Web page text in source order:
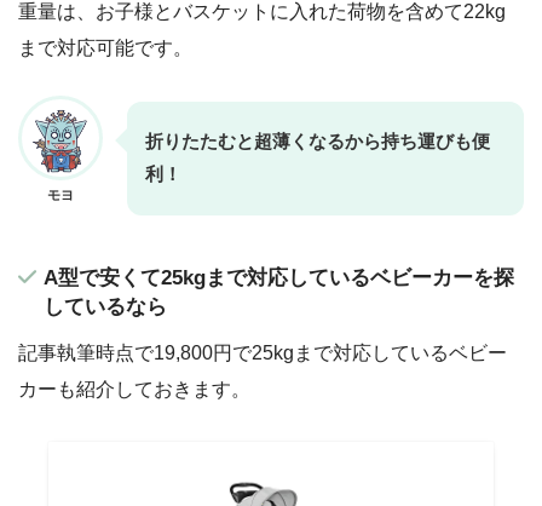
重量は、お子様とバスケットに入れた荷物を含めて22kg
まで対応可能です。
モヨ
折りたたむと超薄くなるから持ち運びも便
利！
A型で安くて25kgまで対応しているベビーカーを探
しているなら
記事執筆時点で19,800円で25kgまで対応しているベビー
カーも紹介しておきます。